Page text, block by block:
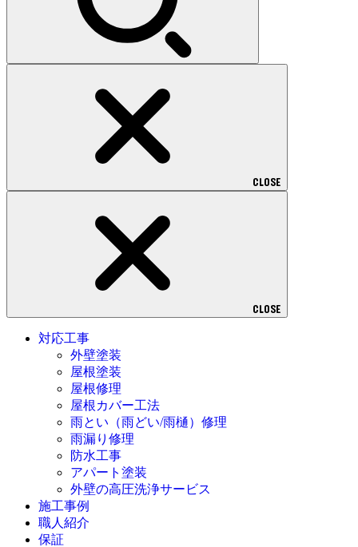
CLOSE
CLOSE
対応工事
外壁塗装
屋根塗装
屋根修理
屋根カバー工法
雨とい（雨どい/雨樋）修理
雨漏り修理
防水工事
アパート塗装
外壁の高圧洗浄サービス
施工事例
職人紹介
保証